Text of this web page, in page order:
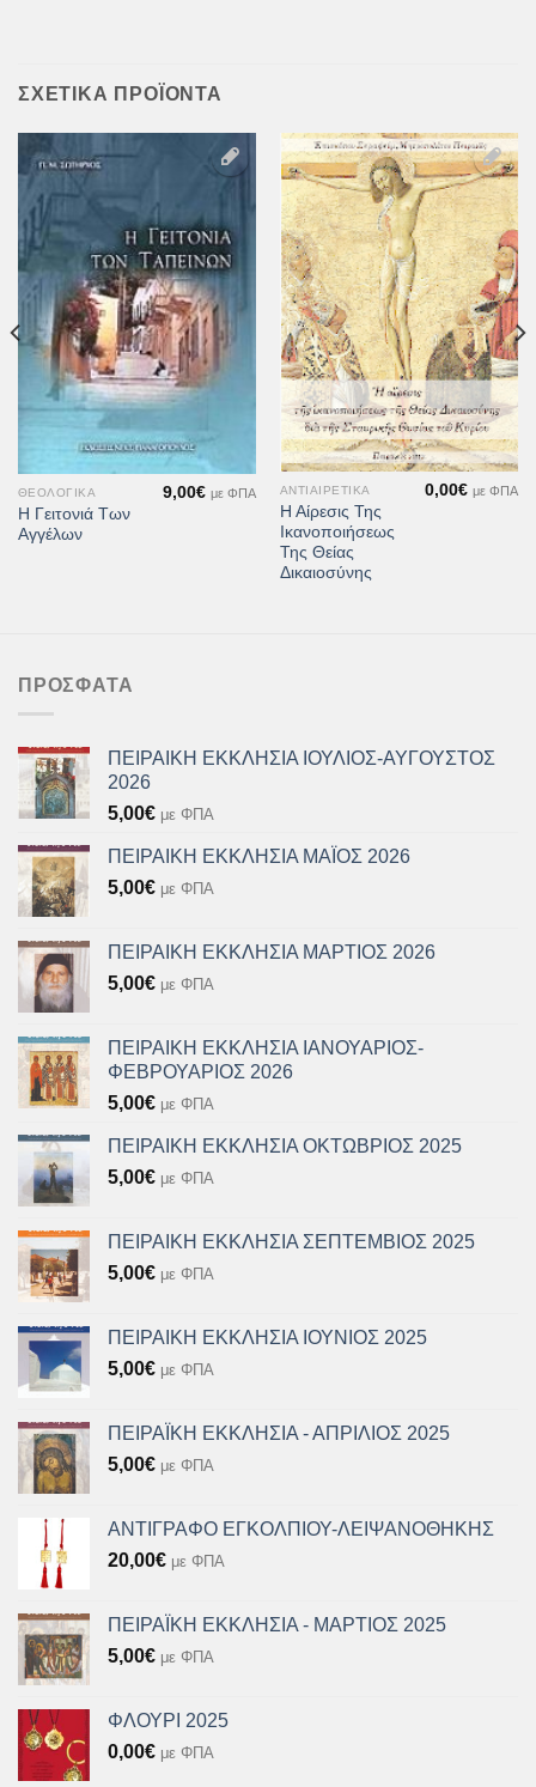
ΣΧΕΤΙΚΆ ΠΡΟΪΌΝΤΑ
Προσθήκη
στη Λίστα
Επιθυμιών
ΘΕΟΛΟΓΙΚΆ
Η Γειτονιά Των
Αγγέλων
9,00€ με ΦΠΑ
Προσθήκη
στη Λίστα
Επιθυμιών
ΑΝΤΙΑΙΡΕΤΙΚΆ
Η Αίρεσις Της
Ικανοποιήσεως
Της Θείας
Δικαιοσύνης
0,00€ με ΦΠΑ
ΠΡΌΣΦΑΤΑ
ΠΕΙΡΑΙΚΗ ΕΚΚΛΗΣΙΑ ΙΟΥΛΙΟΣ-ΑΥΓΟΥΣΤΟΣ
2026
5,00€ με ΦΠΑ
ΠΕΙΡΑΙΚΗ ΕΚΚΛΗΣΙΑ ΜΑΪΟΣ 2026
5,00€ με ΦΠΑ
ΠΕΙΡΑΙΚΗ ΕΚΚΛΗΣΙΑ ΜΑΡΤΙΟΣ 2026
5,00€ με ΦΠΑ
ΠΕΙΡΑΙΚΗ ΕΚΚΛΗΣΙΑ ΙΑΝΟΥΑΡΙΟΣ-
ΦΕΒΡΟΥΑΡΙΟΣ 2026
5,00€ με ΦΠΑ
ΠΕΙΡΑΙΚΗ ΕΚΚΛΗΣΙΑ ΟΚΤΩΒΡΙΟΣ 2025
5,00€ με ΦΠΑ
ΠΕΙΡΑΙΚΗ ΕΚΚΛΗΣΙΑ ΣΕΠΤΕΜΒΙΟΣ 2025
5,00€ με ΦΠΑ
ΠΕΙΡΑΙΚΗ ΕΚΚΛΗΣΙΑ ΙΟΥΝΙΟΣ 2025
5,00€ με ΦΠΑ
ΠΕΙΡΑΪΚΗ ΕΚΚΛΗΣΙΑ - ΑΠΡΙΛΙΟΣ 2025
5,00€ με ΦΠΑ
ΑΝΤΙΓΡΑΦΟ ΕΓΚΟΛΠΙΟΥ-ΛΕΙΨΑΝΟΘΗΚΗΣ
20,00€ με ΦΠΑ
ΠΕΙΡΑΪΚΗ ΕΚΚΛΗΣΙΑ - ΜΑΡΤΙΟΣ 2025
5,00€ με ΦΠΑ
ΦΛΟΥΡΙ 2025
0,00€ με ΦΠΑ